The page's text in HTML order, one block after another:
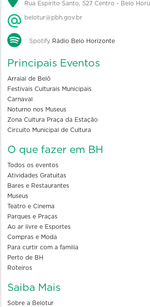
Rua Espírito Santo, 527 Centro - Belo
belotur@pbh.gov.br
Spotify Rádio Belo Horizonte
Principais Eventos
Arraial de Belô
Festivais Culturais Municipais
Carnaval
Noturno nos Museus
Zona Cultura Praça da Estação
Circuito Municipal de Cultura
O que fazer em BH
Todos os eventos
Atividades Gratuitas
Bares e Restaurantes
Museus
Teatro e Cinema
Parques e Praças
Ao ar livre e Esportes
Compras e Moda
Para curtir com a familia
Perto de BH
Roteiros
Saiba Mais
Sobre a Belotur